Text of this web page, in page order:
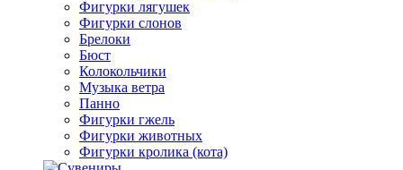
Фигурки лягушек
Фигурки слонов
Брелоки
Бюст
Колокольчики
Музыка ветра
Панно
Фигурки гжель
Фигурки животных
Фигурки кролика (кота)